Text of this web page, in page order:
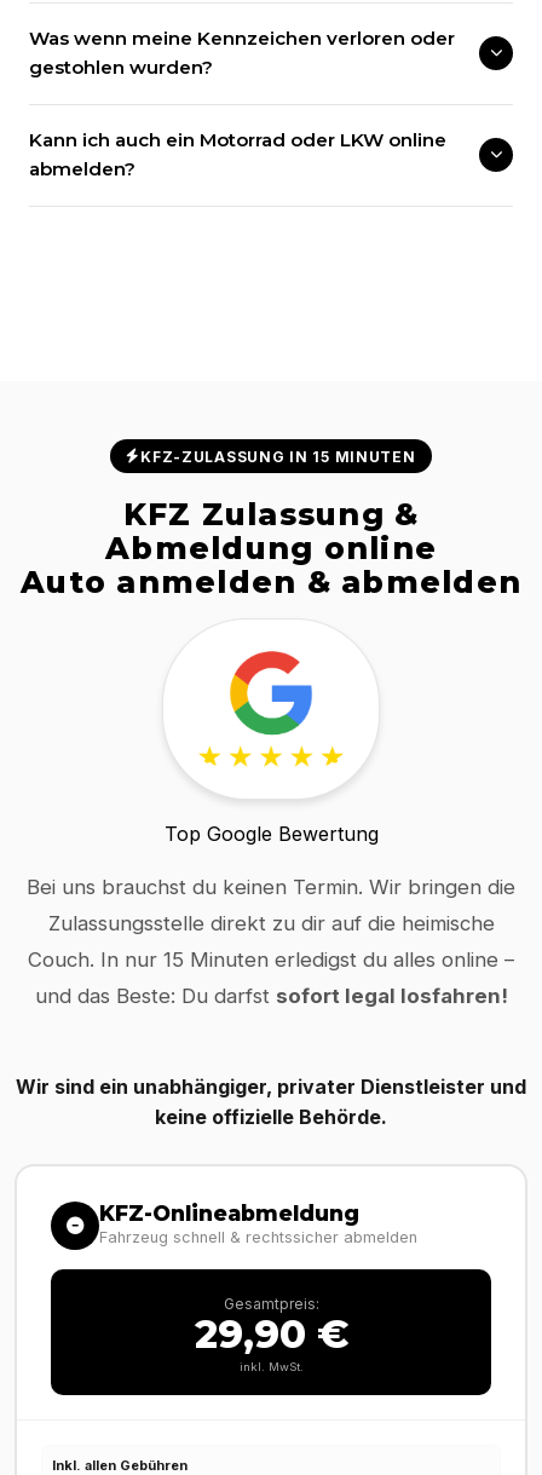
Was wenn meine Kennzeichen verloren oder
gestohlen wurden?
Kann ich auch ein Motorrad oder LKW online
abmelden?
KFZ-ZULASSUNG IN 15 MINUTEN
KFZ Zulassung &
Abmeldung online
Auto anmelden & abmelden
Top Google Bewertung
Bei uns brauchst du keinen Termin. Wir bringen die
Zulassungsstelle direkt zu dir auf die heimische
Couch. In nur 15 Minuten erledigst du alles online –
und das Beste: Du darfst sofort legal losfahren!
Wir sind ein unabhängiger, privater Dienstleister und
keine offizielle Behörde.
KFZ-Onlineabmeldung
Fahrzeug schnell & rechtssicher abmelden
Gesamtpreis:
29,90 €
inkl. MwSt.
Inkl. allen Gebühren